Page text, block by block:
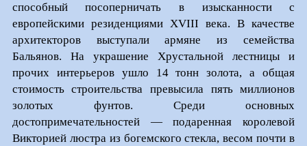
способный посоперничать в изысканности с
европейскими резиденциями XVIII века. В качестве
архитекторов выступали армяне из семейства
Бальянов. На украшение Хрустальной лестницы и
прочих интерьеров ушло 14 тонн золота, а общая
стоимость строительства превысила пять миллионов
золотых фунтов. Среди основных
достопримечательностей — подаренная королевой
Викторией люстра из богемского стекла, весом почти в